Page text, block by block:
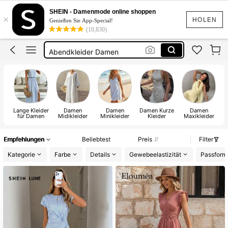
HOLEN
×
SHEIN - Damenmode online shoppen
Genießen Sie App-Special!
(10,830)
Kleider
Sommer Kleider
Sommerkleider Für Damen
Abendkleider Damen
Kleider
Lange Kleider
für Damen
Damen
Midikleider
Damen
Minikleider
Damen Kurze
Kleider
Damen
Maxikleider
Empfehlungen Beliebtest Preis
Filter
Kategorie
Farbe Details Gewebeelastizität Passform